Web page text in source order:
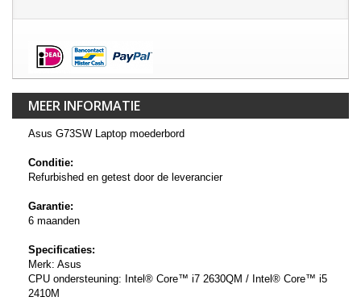
MEER INFORMATIE
Asus G73SW Laptop moederbord
Conditie:
Refurbished en getest door de leverancier
Garantie:
6 maanden
Specificaties:
Merk: Asus
CPU ondersteuning: Intel® Core™ i7 2630QM / Intel® Core™ i5
2410M